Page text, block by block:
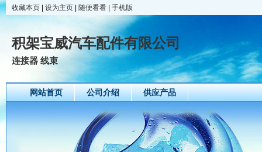
收藏本页 设为主页 随便看看 手机版
积架宝威汽车配件有限公司
连接器 线束
网站首页 公司介绍 供应产品